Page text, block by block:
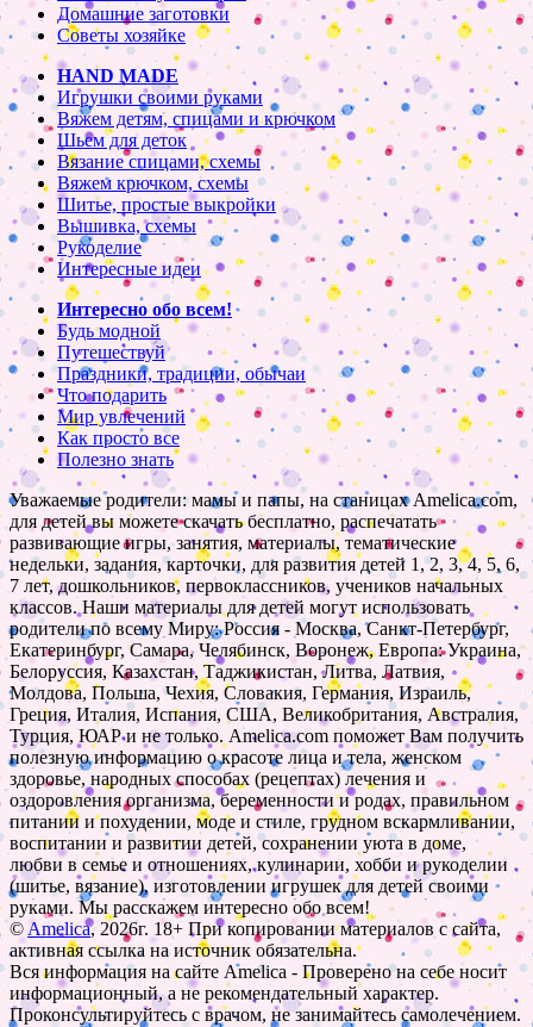
Домашние заготовки
Советы хозяйке
HAND MADE
Игрушки своими руками
Вяжем детям, спицами и крючком
Шьем для деток
Вязание спицами, схемы
Вяжем крючком, схемы
Шитье, простые выкройки
Вышивка, схемы
Рукоделие
Интересные идеи
Интересно обо всем!
Будь модной
Путешествуй
Праздники, традиции, обычаи
Что подарить
Мир увлечений
Как просто все
Полезно знать
Уважаемые родители: мамы и папы, на станицах Amelica.com,
для детей вы можете скачать бесплатно, распечатать
развивающие игры, занятия, материалы, тематические
недельки, задания, карточки, для развития детей 1, 2, 3, 4, 5, 6,
7 лет, дошкольников, первоклассников, учеников начальных
классов. Наши материалы для детей могут использовать
родители по всему Миру: Россия - Москва, Санкт-Петербург,
Екатеринбург, Самара, Челябинск, Воронеж, Европа: Украина,
Белоруссия, Казахстан, Таджикистан, Литва, Латвия,
Молдова, Польша, Чехия, Словакия, Германия, Израиль,
Греция, Италия, Испания, США, Великобритания, Австралия,
Турция, ЮАР и не только. Amelica.com поможет Вам получить
полезную информацию о красоте лица и тела, женском
здоровье, народных способах (рецептах) лечения и
оздоровления организма, беременности и родах, правильном
питании и похудении, моде и стиле, грудном вскармливании,
воспитании и развитии детей, сохранении уюта в доме,
любви в семье и отношениях, кулинарии, хобби и рукоделии
(шитье, вязание), изготовлении игрушек для детей своими
руками. Мы расскажем интересно обо всем!
© Amelica, 2026г. 18+ При копировании материалов с сайта,
активная ссылка на источник обязательна.
Вся информация на сайте Amelica - Проверено на себе носит
информационный, а не рекомендательный характер.
Проконсультируйтесь с врачом, не занимайтесь самолечением.